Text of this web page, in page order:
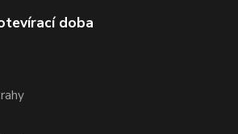
doba